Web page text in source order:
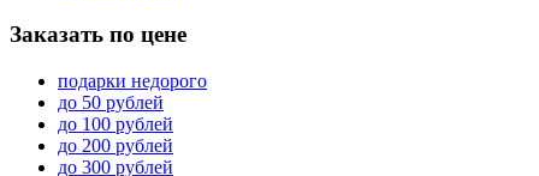
Заказать по цене
подарки недорого
до 50 рублей
до 100 рублей
до 200 рублей
до 300 рублей